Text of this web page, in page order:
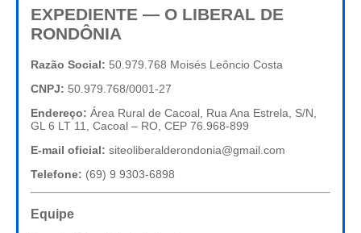
EXPEDIENTE — O LIBERAL DE
RONDÔNIA
Razão Social: 50.979.768 Moisés Leôncio Costa
CNPJ: 50.979.768/0001-27
Endereço: Área Rural de Cacoal, Rua Ana Estrela, S/N,
GL 6 LT 11, Cacoal – RO, CEP 76.968-899
E-mail oficial: siteoliberalderondonia@gmail.com
Telefone: (69) 9 9303-6898
Equipe